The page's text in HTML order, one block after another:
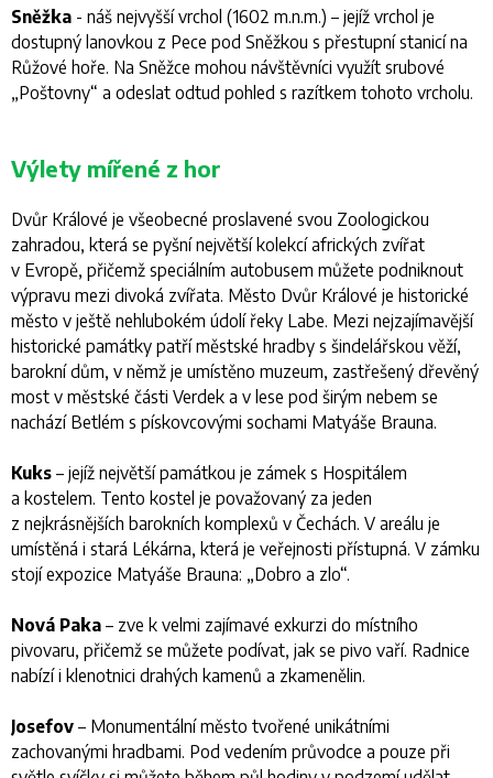
Sněžka - náš nejvyšší vrchol (1602 m.n.m.) – jejíž vrchol je
dostupný lanovkou z Pece pod Sněžkou s přestupní stanicí na
Růžové hoře. Na Sněžce mohou návštěvníci využít srubové
„Poštovny“ a odeslat odtud pohled s razítkem tohoto vrcholu.
Výlety mířené z hor
Dvůr Králové je všeobecné proslavené svou Zoologickou
zahradou, která se pyšní největší kolekcí afrických zvířat
v Evropě, přičemž speciálním autobusem můžete podniknout
výpravu mezi divoká zvířata. Město Dvůr Králové je historické
město v ještě nehlubokém údolí řeky Labe. Mezi nejzajímavější
historické památky patří městské hradby s šindelářskou věží,
barokní dům, v němž je umístěno muzeum, zastřešený dřevěný
most v městské části Verdek a v lese pod širým nebem se
nachází Betlém s pískovcovými sochami Matyáše Brauna.
Kuks – jejíž největší památkou je zámek s Hospitálem
a kostelem. Tento kostel je považovaný za jeden
z nejkrásnějších barokních komplexů v Čechách. V areálu je
umístěná i stará Lékárna, která je veřejnosti přístupná. V zámku
stojí expozice Matyáše Brauna: „Dobro a zlo“.
Nová Paka – zve k velmi zajímavé exkurzi do místního
pivovaru, přičemž se můžete podívat, jak se pivo vaří. Radnice
nabízí i klenotnici drahých kamenů a zkamenělin.
Josefov – Monumentální město tvořené unikátními
zachovanými hradbami. Pod vedením průvodce a pouze při